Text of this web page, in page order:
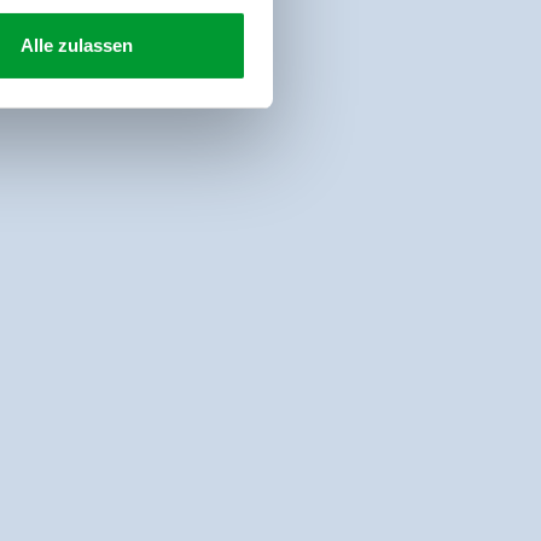
Alle zulassen